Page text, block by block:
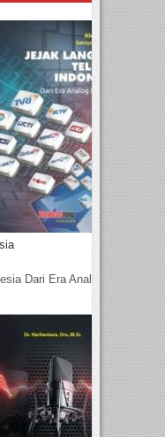
Dari Era Analog